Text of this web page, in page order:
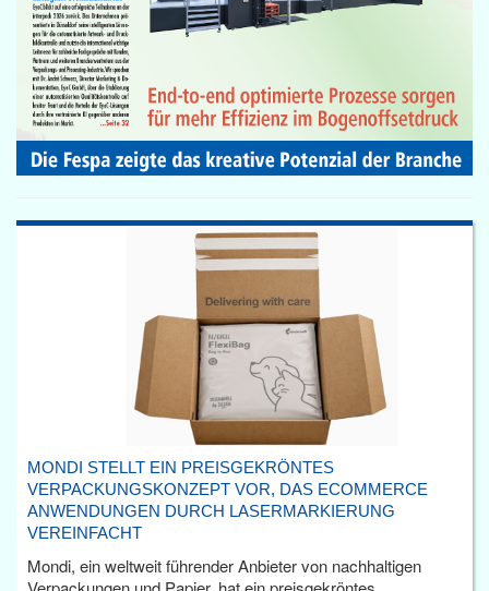
MONDI STELLT EIN PREISGEKRÖNTES
VERPACKUNGSKONZEPT VOR, DAS ECOMMERCE
ANWENDUNGEN DURCH LASERMARKIERUNG
VEREINFACHT
Mondi, ein weltweit führender Anbieter von nachhaltigen